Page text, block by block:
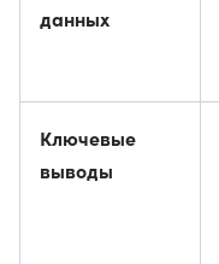
данных
Ключевые
выводы